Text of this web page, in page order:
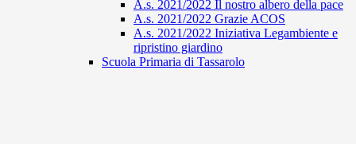
A.s. 2021/2022 Il nostro albero della pace
A.s. 2021/2022 Grazie ACOS
A.s. 2021/2022 Iniziativa Legambiente e
ripristino giardino
Scuola Primaria di Tassarolo